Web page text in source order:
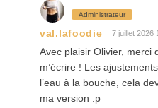
Administrateur
val.lafoodie 7 juillet 2026
Avec plaisir Olivier, merci
m’écrire ! Les
l’eau à la bouche, cela
ma version :p